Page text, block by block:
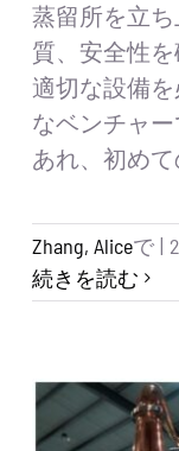
蒸留所を立
質、安全性
適切な設備
なベンチャ
あれ、初めて
Zhang, Aliceで |
続きを読む